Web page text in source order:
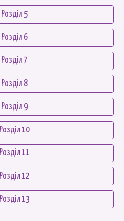
Розділ 5
Розділ 6
Розділ 7
Розділ 8
Розділ 9
Розділ 10
Розділ 11
Розділ 12
Розділ 13